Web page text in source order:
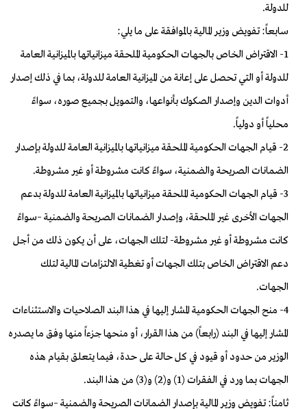
للدولة.
سابعاً: تفويض وزير المالية بالموافقة على ما يلي:
1- الاقتراض الخاص بالجهات الحكومية الملحقة ميزانياتها بالميزانية العامة
للدولة أو التي تحصل على إعانة من الميزانية العامة للدولة، بما في ذلك إصدار
أدوات الدين وإصدار الصكوك بأنواعها، والتمويل بجميع صوره، سواءً
محلياً أو دولياً.
2- قيام الجهات الحكومية الملحقة ميزانياتها بالميزانية العامة للدولة بإصدار
الضمانات الصريحة والضمنية، سواءً كانت مشروطة أو غير مشروطة.
3- قيام الجهات الحكومية الملحقة ميزانياتها بالميزانية العامة للدولة بدعم
الجهات الأخرى غير الملحقة، وإصدار الضمانات الصريحة والضمنية –سواءً
كانت مشروطة أو غير مشروطة- لتلك الجهات، على أن يكون ذلك من أجل
دعم الاقتراض الخاص بتلك الجهات أو تغطية الالتزامات المالية لتلك
الجهات.
4- منح الجهات الحكومية المشار إليها في هذا البند الصلاحيات والاستثناءات
المشار إليها في البند (رابعاً) من هذا القرار، أو منحها جزءاً منها وفق ما يصدره
الوزير من حدود أو قيود في كل حالة على حدة، فيما يتعلق بقيام هذه
الجهات بما ورد في الفقرات (1) و(2) و(3) من هذا البند.
ثامناً: تفويض وزير المالية بإصدار الضمانات الصريحة والضمنية –سواءً كانت